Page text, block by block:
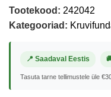
Tootekood: 242042
Kategooriad:
📍 Saadaval Eestis
Tasuta tarne tellimustele üle